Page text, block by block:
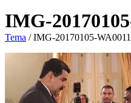
IMG-
Tema /IMG-20170105-WA0011